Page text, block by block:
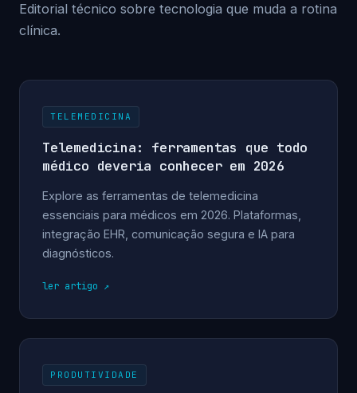
Editorial técnico sobre tecnologia que muda a rotina
clínica.
TELEMEDICINA
Telemedicina: ferramentas que todo
médico deveria conhecer em 2026
Explore as ferramentas de telemedicina
essenciais para médicos em 2026. Plataformas,
integração EHR, comunicação segura e IA para
diagnósticos.
ler artigo
PRODUTIVIDADE